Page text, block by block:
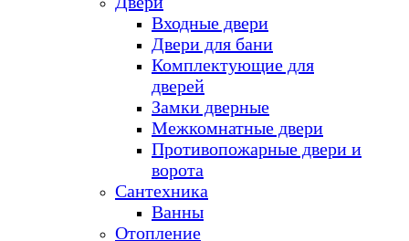
Входные двери
Двери для бани
Комплектующие для
дверей
Замки дверные
Межкомнатные двери
Противопожарные двери и
ворота
Сантехника
Ванны
Отопление